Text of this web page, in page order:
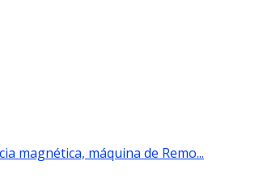
magnética, máquina de Remo...